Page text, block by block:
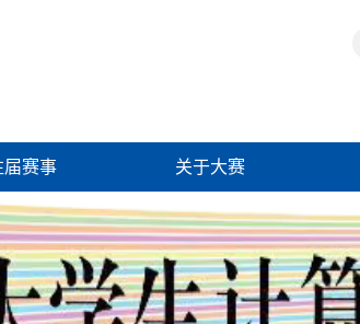
届赛事 关于大赛